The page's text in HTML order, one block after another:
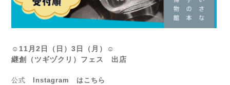
☺11月2日（日）3日（月）☺
継創（ツギヅクリ）フェス 出店
公式 Instagram はこちら